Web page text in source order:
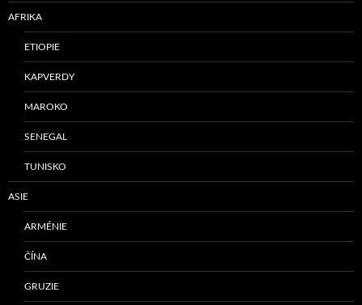
AFRIKA
ETIOPIE
KAPVERDY
MAROKO
SENEGAL
TUNISKO
ASIE
ARMÉNIE
ČÍNA
GRUZIE